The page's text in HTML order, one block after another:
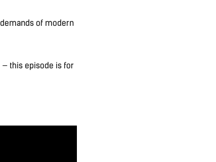
of modern
— this episode is for